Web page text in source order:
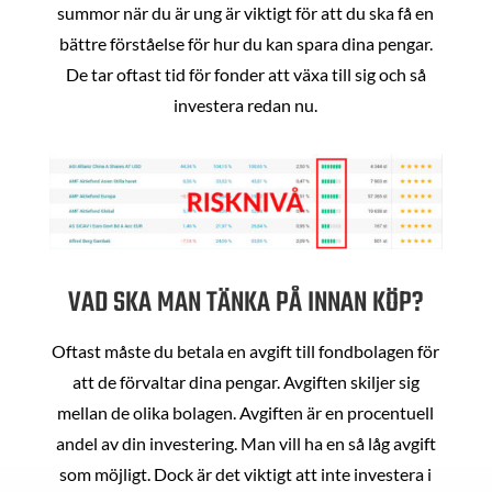
summor när du är ung är viktigt för att du ska få en
bättre förståelse för hur du kan spara dina pengar.
De tar oftast tid för fonder att växa till sig och så
investera redan nu.
VAD SKA MAN TÄNKA PÅ INNAN KÖP?
Oftast måste du betala en avgift till fondbolagen för
att de förvaltar dina pengar. Avgiften skiljer sig
mellan de olika bolagen. Avgiften är en procentuell
andel av din investering. Man vill ha en så låg avgift
som möjligt. Dock är det viktigt att inte investera i